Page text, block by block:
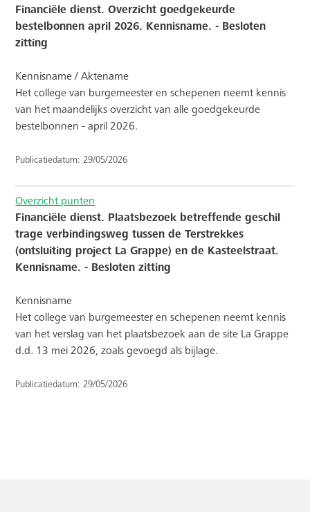
Financiële dienst. Overzicht goedgekeurde
bestelbonnen april 2026. Kennisname. - Besloten
zitting
Kennisname / Aktename
Het college van burgemeester en schepenen neemt kennis
van het maandelijks overzicht van alle goedgekeurde
bestelbonnen - april 2026.
Publicatiedatum: 29/05/2026
Overzicht punten
Financiële dienst. Plaatsbezoek betreffende geschil
trage verbindingsweg tussen de Terstrekkes
(ontsluiting project La Grappe) en de Kasteelstraat.
Kennisname. - Besloten zitting
Kennisname
Het college van burgemeester en schepenen neemt kennis
van het verslag van het plaatsbezoek aan de site La Grappe
d.d. 13 mei 2026, zoals gevoegd als bijlage.
Publicatiedatum: 29/05/2026